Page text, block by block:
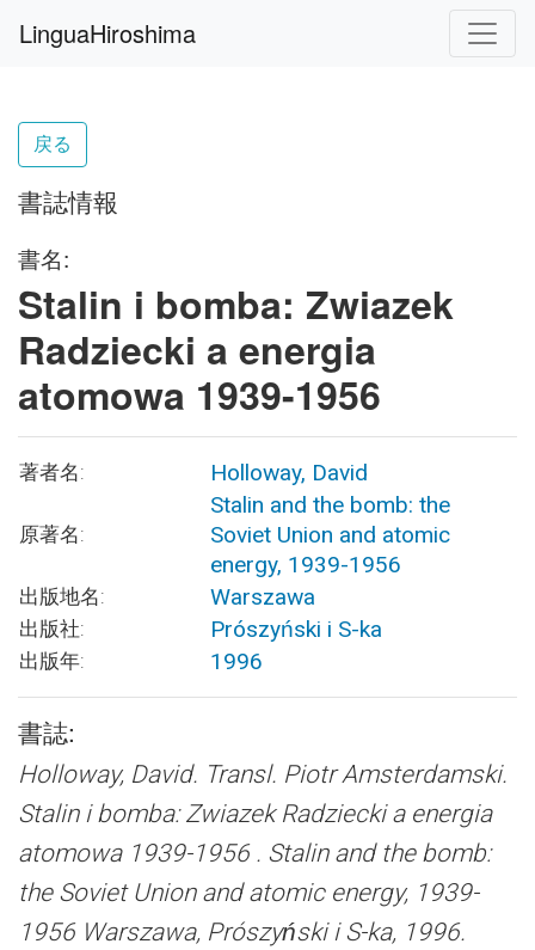
LinguaHiroshima
戻る
書誌情報
書名:
Stalin i bomba: Zwiazek
Radziecki a energia
atomowa 1939-1956
著者名: Holloway, David
原著名:
Stalin and the bomb: the
Soviet Union and atomic
energy, 1939-1956
出版地名: Warszawa
出版社: Prószyński i S-ka
出版年: 1996
書誌:
Holloway, David. Transl. Piotr Amsterdamski.
Stalin i bomba: Zwiazek Radziecki a energia
atomowa 1939-1956 . Stalin and the bomb:
the Soviet Union and atomic energy, 1939-
1956 Warszawa, Prószyński i S-ka, 1996.